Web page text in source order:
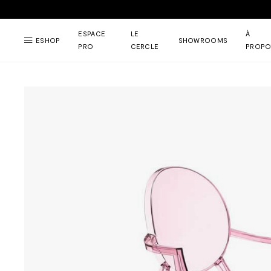
ESHOP
ESPACE
PRO
LE
CERCLE
SHOWROOMS
À